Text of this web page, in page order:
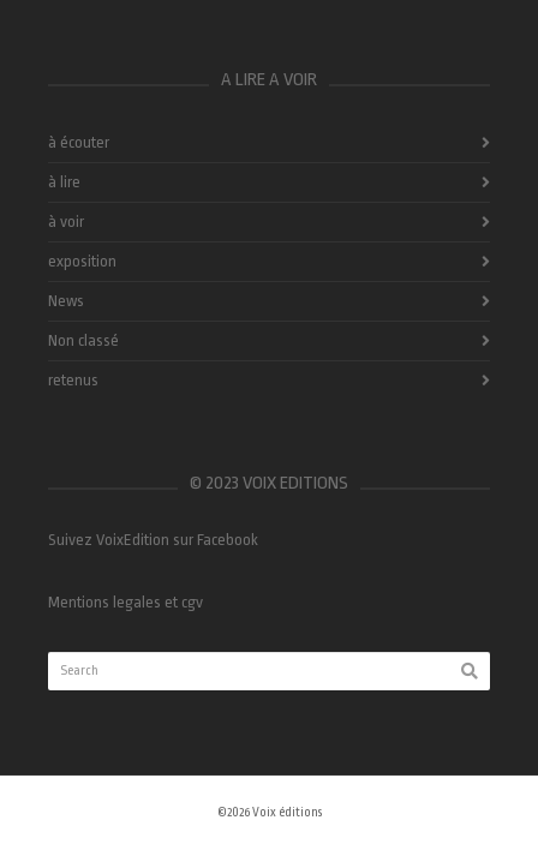
A LIRE A VOIR
à écouter
à lire
à voir
exposition
News
Non classé
retenus
© 2023 VOIX EDITIONS
Suivez VoixEdition sur Facebook
Mentions legales et cgv
©2026 Voix éditions